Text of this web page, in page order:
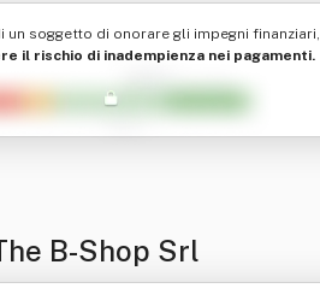
un soggetto di onorare gli impegni finanziari,
il rischio di inadempienza nei pagamenti.
B-Shop Srl